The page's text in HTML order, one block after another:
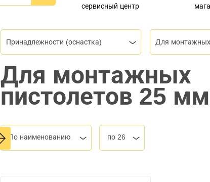
сервисный центр
Принадлежности (оснастка) Для монтажных
Для монтажных
пистолетов 25 мм
По наименованию по 26